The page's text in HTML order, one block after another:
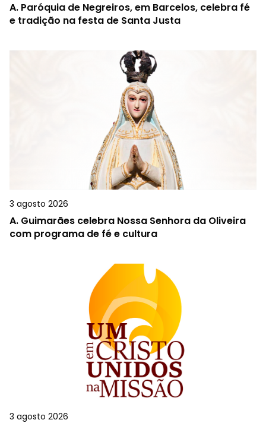
A. Paróquia de Negreiros, em Barcelos, celebra fé
e tradição na festa de Santa Justa
3 agosto 2026
A. Guimarães celebra Nossa Senhora da Oliveira
com programa de fé e cultura
3 agosto 2026